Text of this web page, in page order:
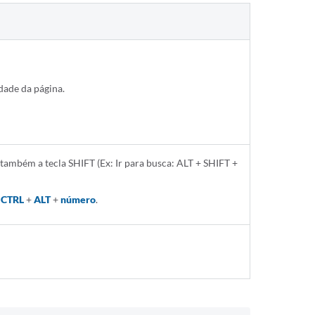
da página.
a tecla SHIFT (Ex: Ir para busca: ALT + SHIFT +
CTRL+ALT+número.